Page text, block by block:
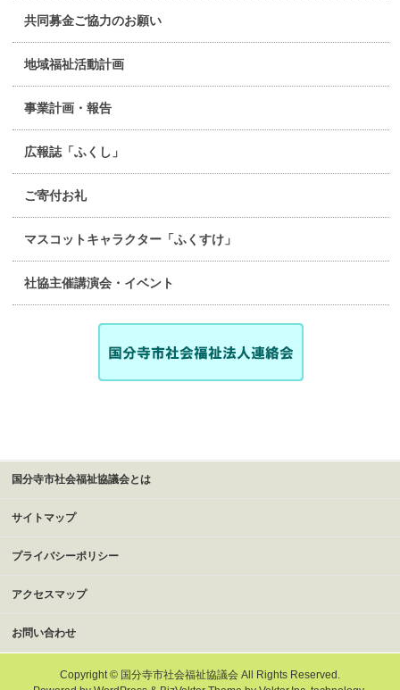
共同募金ご協力のお願い
地域福祉活動計画
事業計画・報告
広報誌「ふくし」
ご寄付お礼
マスコットキャラクター「ふくすけ」
社協主催講演会・イベント
国分寺市社会福祉協議会とは
サイトマップ
プライバシーポリシー
アクセスマップ
お問い合わせ
Copyright © 国分寺市社会福祉協議会All Rights Reserved.